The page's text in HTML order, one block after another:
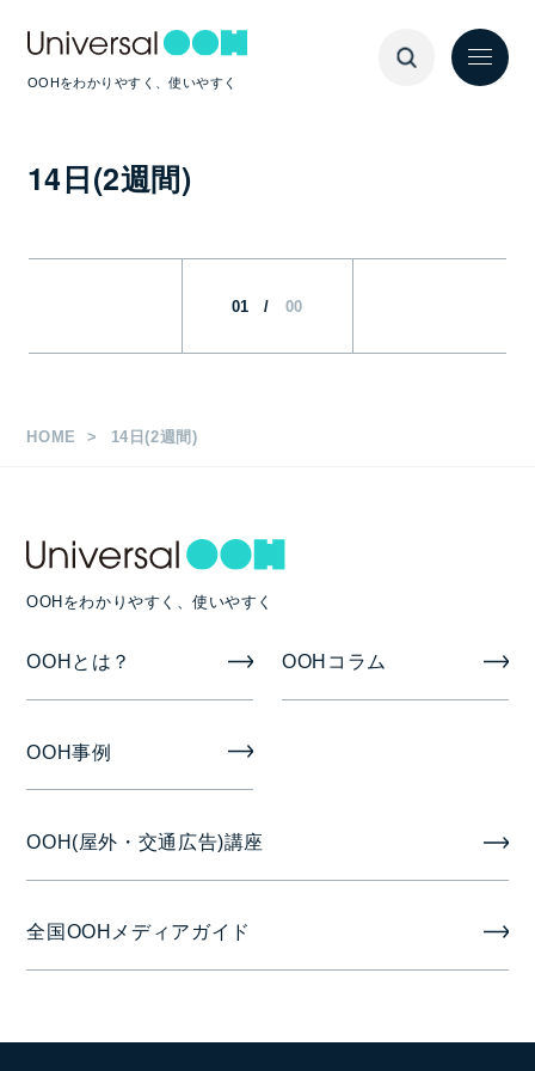
OOHをわかりやすく、使いやすく
14日(2週間)
01 / 00
HOME 14日(2週間)
OOHをわかりやすく、使いやすく
OOHとは？ OOHコラム
OOH事例
OOH(屋外・交通広告)講座
全国OOHメディアガイド